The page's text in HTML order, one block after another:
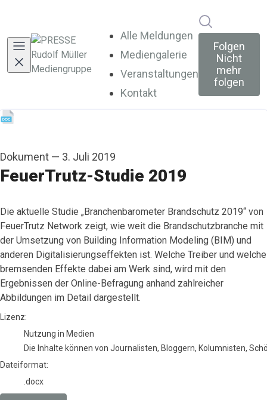
Alle Meldungen
Mediengalerie
Veranstaltungen
Kontakt
Folgen
Nicht
mehr
folgen
Dokument — 3. Juli 2019
FeuerTrutz-Studie 2019
Die aktuelle Studie „Branchenbarometer Brandschutz 2019“ von
FeuerTrutz Network zeigt, wie weit die Brandschutzbranche mit
der Umsetzung von Building Information Modeling (BIM) und
anderen Digitalisierungseffekten ist. Welche Treiber und welche
bremsenden Effekte dabei am Werk sind, wird mit den
Ergebnissen der Online-Befragung anhand zahlreicher
Abbildungen im Detail dargestellt.
go to media item
Lizenz:
Nutzung in Medien
Die Inhalte können von Journalisten, Bloggern, Kolumnisten,
Dateiformat:
.docx